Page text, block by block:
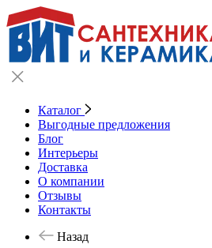
Каталог
Выгодные предложения
Блог
Интерьеры
Доставка
О компании
Отзывы
Контакты
Назад